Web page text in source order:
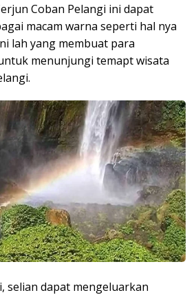
Coban Pelangi ini dapat
macam warna seperti hal nya
lah yang membuat para
menunjungi temapt wisata
selian dapat mengeluarkan